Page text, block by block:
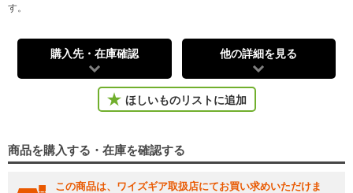
す。
購入先・在庫確認 他の詳細を見る
ほしいものリストに追加
商品を購入する・在庫を確認する
この商品は、ワイズギア取扱店にてお買い求めいただけま